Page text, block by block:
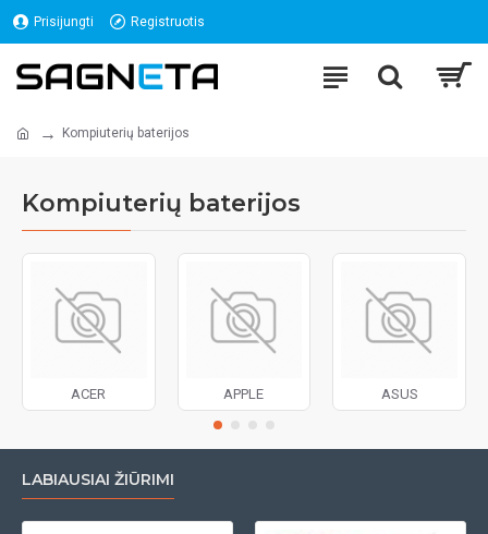
Prisijungti Registruotis
Kompiuterių baterijos
Kompiuterių baterijos
ACER APPLE ASUS
LABIAUSIAI ŽIŪRIMI